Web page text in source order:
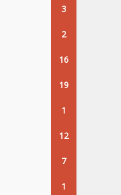
3
2
16
19
1
12
7
1